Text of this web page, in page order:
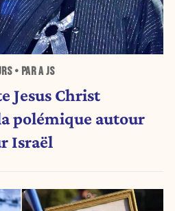
• PAR A JS
Jesus Christ
polémique autour
Israël